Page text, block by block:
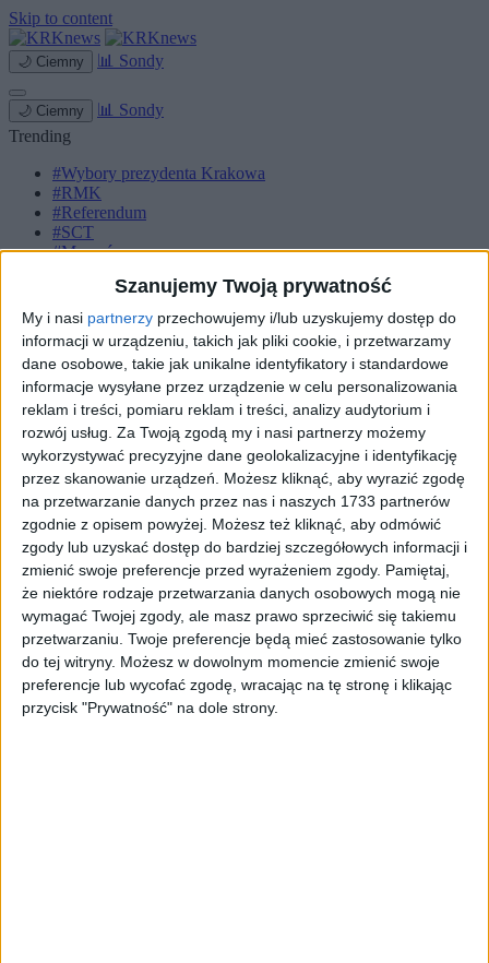
Szanujemy Twoją prywatność
My i nasi partnerzy przechowujemy i/lub uzyskujemy dostęp do
informacji w urządzeniu, takich jak pliki cookie, i przetwarzamy
dane osobowe, takie jak unikalne identyfikatory i standardowe
informacje wysyłane przez urządzenie w celu personalizowania
reklam i treści, pomiaru reklam i treści, analizy audytorium i
rozwój usług. Za Twoją zgodą my i nasi partnerzy możemy
wykorzystywać precyzyjne dane geolokalizacyjne i identyfikację
przez skanowanie urządzeń. Możesz kliknąć, aby wyrazić zgodę
na przetwarzanie danych przez nas i naszych 1733 partnerów
zgodnie z opisem powyżej. Możesz też kliknąć, aby odmówić
zgody lub uzyskać dostęp do bardziej szczegółowych informacji i
zmienić swoje preferencje przed wyrażeniem zgody. Pamiętaj,
że niektóre rodzaje przetwarzania danych osobowych mogą nie
wymagać Twojej zgody, ale masz prawo sprzeciwić się takiemu
przetwarzaniu. Twoje preferencje będą mieć zastosowanie tylko
do tej witryny. Możesz w dowolnym momencie zmienić swoje
preferencje lub wycofać zgodę, wracając na tę stronę i klikając
przycisk "Prywatność" na dole strony.
Skip to content
🌙 Ciemny 📊 Sondy
🌙 Ciemny 📊 Sondy
Trending
#Wybory prezydenta Krakowa
#RMK
#Referendum
#SCT
#Marcyś
Strona główna
Miasto
Komunikacja
Zieleń
Inwestycje
Biznes
Sport
Kultura
Małopolska
Kryminalne
Tag #pył Sahara
#pył Sahara
artykułówMiastoNajnowszeZdrowie
Sortuj:
Kategoria:
TOPMiasto · 17 mar 2022